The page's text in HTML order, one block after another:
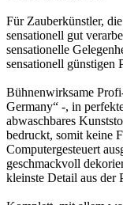
Für Zauberkünstler,
sensationell gut
sensationelle
sensationell günstigen
Bühnenwirksame
Germany“ -, in
abwaschbares
bedruckt, somit keine
Computergesteuert
geschmackvoll
kleinste Detail aus der